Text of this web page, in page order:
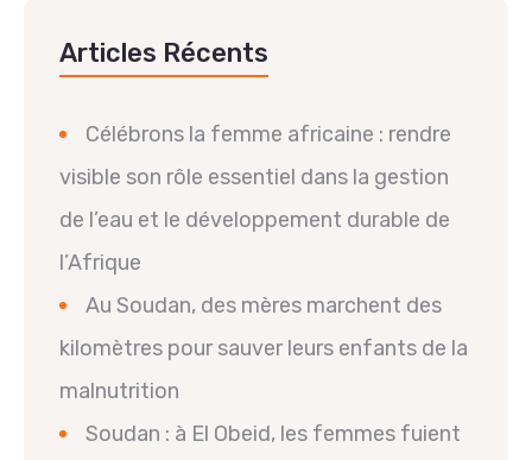
Articles Récents
Célébrons la femme africaine : rendre
visible son rôle essentiel dans la gestion
de l’eau et le développement durable de
l’Afrique
Au Soudan, des mères marchent des
kilomètres pour sauver leurs enfants de la
malnutrition
Soudan : à El Obeid, les femmes fuient